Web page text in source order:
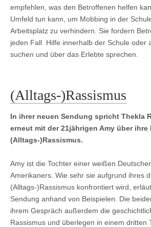
empfehlen, was den Betroffenen helfen
Umfeld tun kann, um Mobbing in der
Arbeitsplatz zu verhindern. Sie fordern
jeden Fall Hilfe innerhalb der Schule oder
suchen und über das Erlebte sprechen.
(Alltags-)Rassismus
In ihrer neuen Sendung spricht Thekla
erneut mit der 21jährigen Amy über ihre
(Alltags-)Rassismus.
Amy ist die Tochter einer weißen
Amerikaners. Wie sehr sie aufgrund ihres
(Alltags-)Rassismus konfrontiert wird,
Sendung anhand von Beispielen. Die
ihrem Gespräch außerdem die
Rassismus und überlegen in einem dritten